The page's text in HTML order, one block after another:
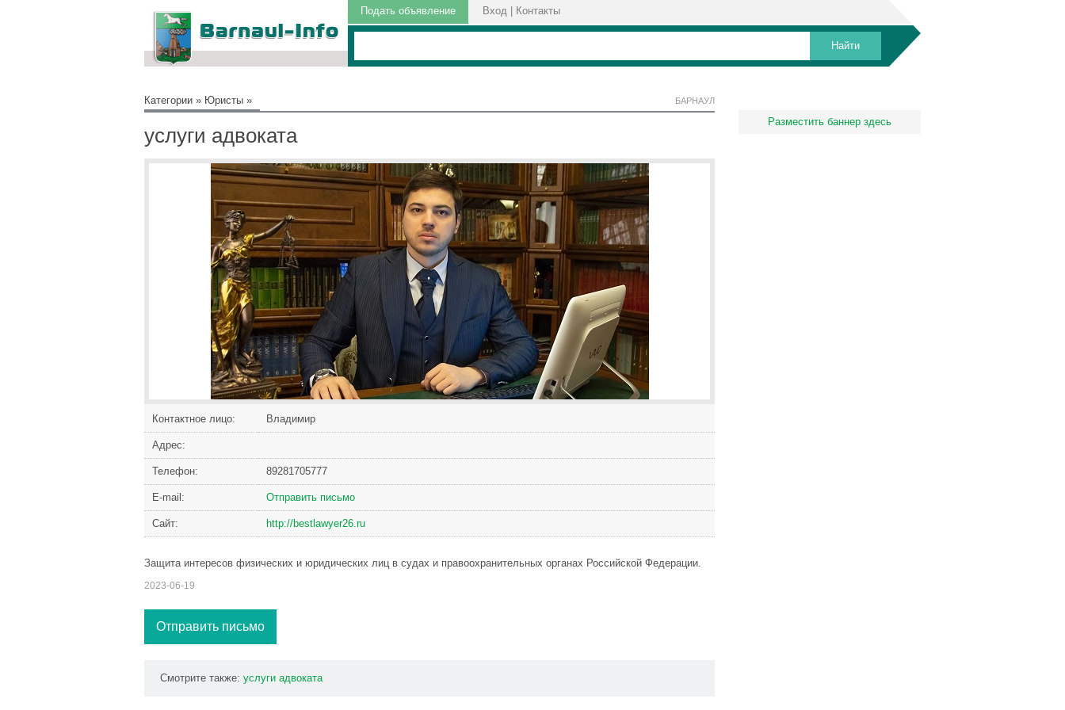
Подать объявление Вход Контакты
Категории » Юристы » БАРНАУЛ
услуги адвоката
Контактное лицо: Владимир
Адрес:
Телефон: 89281705777
Е-mail: Отправить письмо
Сайт: http://bestlawyer26.ru
Защита интересов физических и юридических лиц в судах и правоохранительных органах Российской Федерации.
2023-06-19
Отправить письмо
Смотрите также: услуги адвоката
Разместить баннер здесь